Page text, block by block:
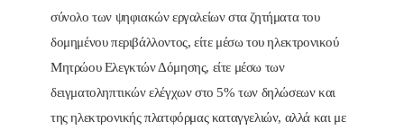
σύνολο των ψηφιακών εργαλείων στα ζητήματα του
δομημένου περιβάλλοντος, είτε μέσω του ηλεκτρονικού
Μητρώου Ελεγκτών Δόμησης, είτε μέσω των
δειγματοληπτικών ελέγχων στο 5% των δηλώσεων και
της ηλεκτρονικής πλατφόρμας καταγγελιών, αλλά και με